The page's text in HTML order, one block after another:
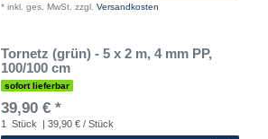
* inkl. ges. MwSt. zzgl. Versandkosten
Tornetz (grün) - 5 x 2 m, 4 mm PP,
100/100 cm
sofort lieferbar
39,90 € *
1 Stück | 39,90 € / Stück